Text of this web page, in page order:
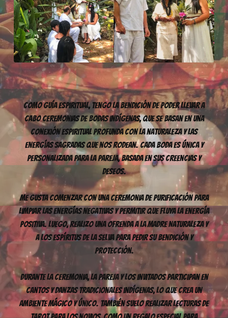
Como Guía Espiritual, tengo la bendición de poder llevar a
cabo ceremonias de bodas indígenas, que se basan en una
conexión espiritual profunda con la naturaleza y las
energías sagradas que nos rodean. Cada boda es única y
personalizada para la pareja, basada en sus creencias y
deseos.
Me gusta comenzar con una ceremonia de purificación para
limpiar las energías negativas y permitir que fluya la energía
positiva. Luego, realizo una ofrenda a la Madre Naturaleza y
a los espíritus de la selva para pedir su bendición y
protección.
Durante la ceremonia, la pareja y los invitados participan en
cantos y danzas tradicionales indígenas, lo que crea un
ambiente mágico y único. También suelo realizar lecturas de